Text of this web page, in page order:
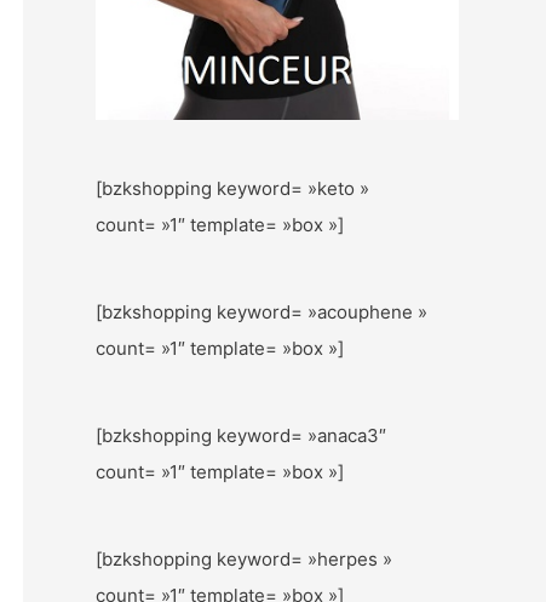
[bzkshopping keyword= »keto »
count= »1″ template= »box »]
[bzkshopping keyword= »acouphene »
count= »1″ template= »box »]
[bzkshopping keyword= »anaca3″
count= »1″ template= »box »]
[bzkshopping keyword= »herpes »
count= »1″ template= »box »]